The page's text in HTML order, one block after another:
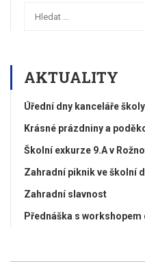
AKTUALITY
Úřední dny kanceláře
Krásné prázdniny a
Školní exkurze 9.A v
Zahradní piknik ve školní
Zahradní slavnost
Přednáška s workshopem